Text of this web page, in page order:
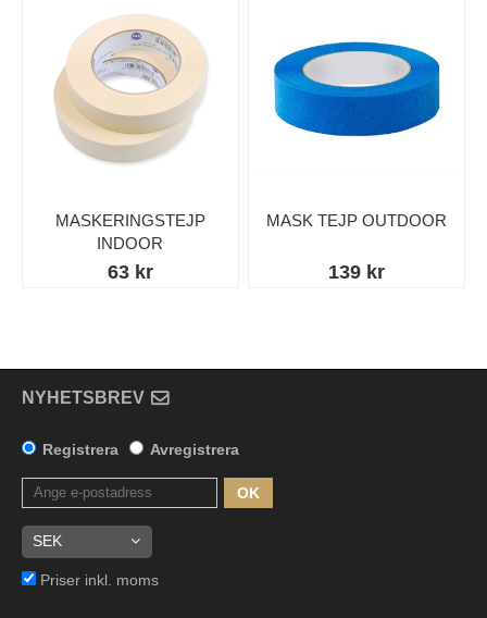
MASKERINGSTEJP
INDOOR
63 kr
MASK TEJP OUTDOOR
139 kr
NYHETSBREV
Registrera Avregistrera
OK
Priser inkl. moms